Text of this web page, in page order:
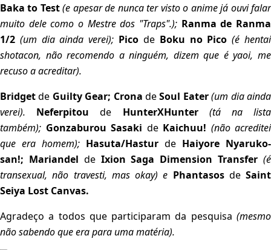
Baka to Test(e apesar de nunca ter visto o anime já ouvi falar
muito dele como o Mestre dos "Traps".); Ranma de Ranma
1/2 (um dia ainda verei); Pico de Boku no Pico (é hentai
shotacon, não recomendo a ninguém, dizem que é yaoi, me
recuso a acreditar).
Bridgetde Guilty Gear; CronadeSoul Eater (um dia ainda
verei). Neferpitoude HunterXHunter
(tá na lista
também); Gonzaburou Sasaki de Kaichuu! (não acreditei
que era homem); Hasuta/Hastur de Haiyore Nyaruko-
san!; Mariandel de Ixion Saga Dimension Transfer (é
transexual, não travesti, mas okay) e Phantasos de Saint
Seiya Lost Canvas.
Agradeço a todos que participaram da pesquisa (mesmo
não sabendo que era para uma matéria).